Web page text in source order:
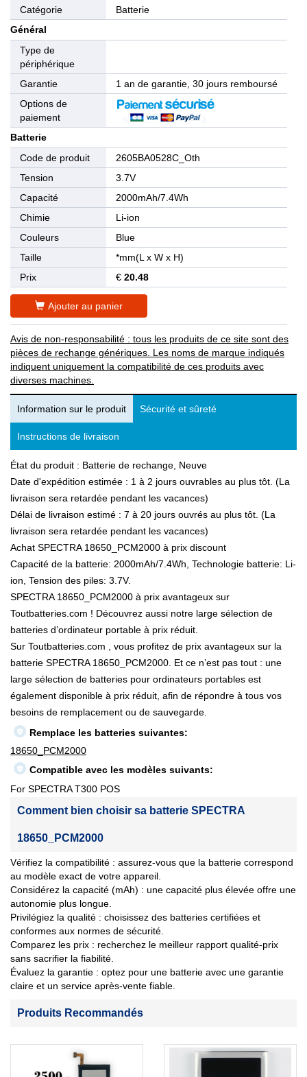
Catégorie
Batterie
Général
Type de
périphérique
Garantie
1 an de garantie, 30 jours remboursé
Options de
paiement
Batterie
Code de produit
2605BA0528C_Oth
Tension
3.7V
Capacité
2000mAh/7.4Wh
Chimie
Li-ion
Couleurs
Blue
Taille
*mm(L x W x H)
Prix
€ 20.48
Ajouter au panier
Avis de non-responsabilité : tous les produits de ce site sont des
pièces de rechange génériques. Les noms de marque indiqués
indiquent uniquement la compatibilité de ces produits avec
diverses machines.
Information sur le produit Sécurité et sûreté
Instructions de livraison
État du produit : Batterie de rechange, Neuve
Date d'expédition estimée : 1 à 2 jours ouvrables au plus tôt. (La
livraison sera retardée pendant les vacances)
Délai de livraison estimé : 7 à 20 jours ouvrés au plus tôt. (La
livraison sera retardée pendant les vacances)
Achat SPECTRA 18650_PCM2000 à prix discount
Capacité de la batterie: 2000mAh/7.4Wh, Technologie batterie: Li-
ion, Tension des piles: 3.7V.
SPECTRA 18650_PCM2000 à prix avantageux sur
Toutbatteries.com ! Découvrez aussi notre large sélection de
batteries d’ordinateur portable à prix réduit.
Sur Toutbatteries.com , vous profitez de prix avantageux sur la
batterie SPECTRA 18650_PCM2000. Et ce n’est pas tout : une
large sélection de batteries pour ordinateurs portables est
également disponible à prix réduit, afin de répondre à tous vos
besoins de remplacement ou de sauvegarde.
Remplace les batteries suivantes:
18650_PCM2000
Compatible avec les modèles suivants:
For SPECTRA T300 POS
Comment bien choisir sa batterie SPECTRA
18650_PCM2000
Vérifiez la compatibilité : assurez-vous que la batterie correspond
au modèle exact de votre appareil.
Considérez la capacité (mAh) : une capacité plus élevée offre une
autonomie plus longue.
Privilégiez la qualité : choisissez des batteries certifiées et
conformes aux normes de sécurité.
Comparez les prix : recherchez le meilleur rapport qualité-prix
sans sacrifier la fiabilité.
Évaluez la garantie : optez pour une batterie avec une garantie
claire et un service après-vente fiable.
Produits Recommandés